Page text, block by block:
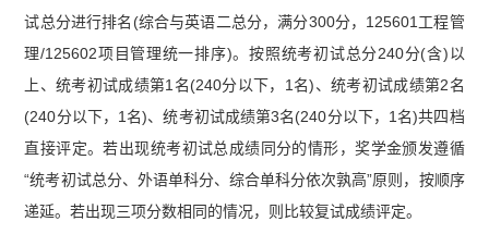
试总分进行排名(综合与英语二总分，满分300分，125601工程管
理/125602项目管理统一排序)。按照统考初试总分240分(含)以
上、统考初试成绩第1名(240分以下，1名)、统考初试成绩第2名
(240分以下，1名)、统考初试成绩第3名(240分以下，1名)共四档
直接评定。若出现统考初试总成绩同分的情形，奖学金颁发遵循
“统考初试总分、外语单科分、综合单科分依次孰高”原则，按顺序
递延。若出现三项分数相同的情况，则比较复试成绩评定。